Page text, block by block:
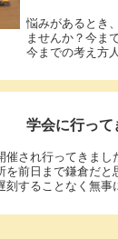
悩みがあるとき
ませんか？今ま
今までの考え方
るには、これら
われています。
も手放してきま
学会に行って
催され行ってきま
を前日まで鎌倉だと
刻することなく無事